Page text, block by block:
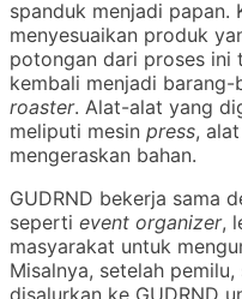
spanduk menjadi papan.
menyesuaikan produk
potongan dari proses ini
kembali menjadi
roaster. Alat-alat yang
meliputi mesin press,
mengeraskan bahan.
GUDRND bekerja sama
seperti event organizer,
masyarakat untuk
Misalnya, setelah
disalurkan ke GUDRND